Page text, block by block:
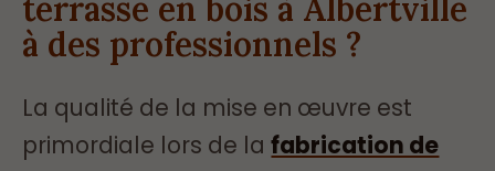
terrasse en bois à Albertville
à des professionnels ?
La qualité de la mise en œuvre est
primordiale lors de lafabrication de